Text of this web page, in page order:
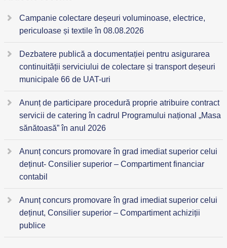
Campanie colectare deșeuri voluminoase, electrice,
periculoase și textile în 08.08.2026
Dezbatere publică a documentației pentru asigurarea
continuității serviciului de colectare și transport deșeuri
municipale 66 de UAT-uri
Anunț de participare procedură proprie atribuire contract
servicii de catering în cadrul Programului național „Masa
sănătoasă” în anul 2026
Anunț concurs promovare în grad imediat superior celui
deținut- Consilier superior – Compartiment financiar
contabil
Anunț concurs promovare în grad imediat superior celui
deținut, Consilier superior – Compartiment achiziții
publice